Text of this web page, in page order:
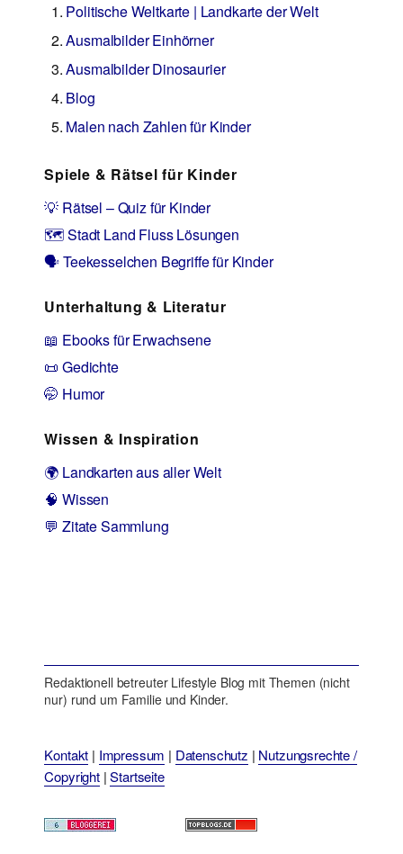
Politische Weltkarte | Landkarte der Welt
Ausmalbilder Einhörner
Ausmalbilder Dinosaurier
Blog
Malen nach Zahlen für Kinder
Spiele & Rätsel für Kinder
💡 Rätsel – Quiz für Kinder
🗺️ Stadt Land Fluss Lösungen
🗣️ Teekesselchen Begriffe für Kinder
Unterhaltung & Literatur
📖 Ebooks für Erwachsene
📜 Gedichte
🤭 Humor
Wissen & Inspiration
🌍 Landkarten aus aller Welt
🧠 Wissen
💬 Zitate Sammlung
Redaktionell betreuter Lifestyle Blog mit Themen (nicht
nur) rund um Familie und Kinder.
Kontakt | Impressum | Datenschutz | Nutzungsrechte /
Copyright|Startseite